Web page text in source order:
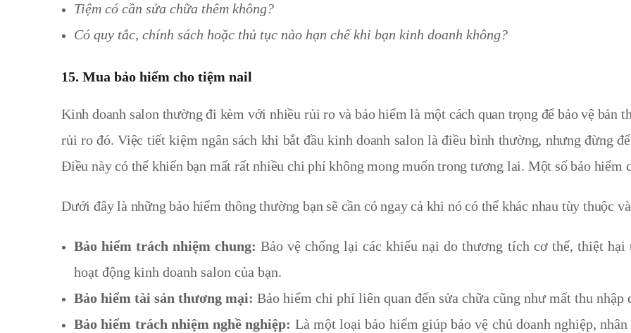
Tiệm có cần sửa chữa thêm không?
Có quy tắc, chính sách hoặc thủ tục nào hạn chế khi bạn kinh doanh không?
15. Mua bảo hiểm cho tiệm nail
Kinh doanh salon thường đi kèm với nhiều rủi ro và bảo hiểm là một cách quan trọng để bảo vệ bản
rủi ro đó. Việc tiết kiệm ngân sách khi bắt đầu kinh doanh salon là điều bình thường, nhưng đừng
Điều này có thể khiến bạn mất rất nhiều chi phí không mong muốn trong tương lai. Một số bảo hiểm
Dưới đây là những bảo hiểm thông thường bạn sẽ cần có ngay cả khi nó có thể khác nhau tùy thuộc
Bảo hiểm trách nhiệm chung: Bảo vệ chống lại các khiếu nại do thương tích cơ thể, thiệt
hoạt động kinh doanh salon của bạn.
Bảo hiểm tài sản thương mại: Bảo hiểm chi phí liên quan đến sửa chữa cũng như mất thu
Bảo hiểm trách nhiệm nghề nghiệp: Là một loại bảo hiểm giúp bảo vệ chủ doanh nghiệp,